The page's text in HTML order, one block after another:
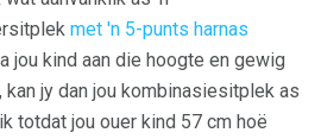
met 'n 5-punts harnas
jou kind aan die hoogte en gewig
jy dan jou kombinasiesitplek as
totdat jou ouer kind 57 cm hoë